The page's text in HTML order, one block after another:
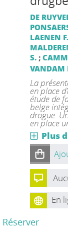
DE
LAENEN F.
S.;
VANDAM
La
en place
étude de
belge
drogue.
en place
Plus
En
Réserver